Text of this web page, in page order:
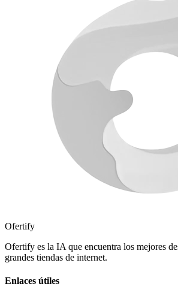
Ofertify
Ofertify es la IA que encuentra los mejores
grandes tiendas de internet.
Enlaces útiles